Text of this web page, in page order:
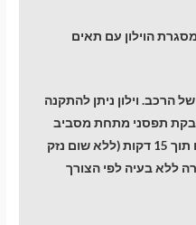
הוילון עם תאים
הרכב. וילון ניתן להתקנה
תפסני מתחת מסביב
למסגרת החלון. וילונות מותקנים תוך 15 דקות (ללא שום נזק
ללא בעיה לפי הצורך